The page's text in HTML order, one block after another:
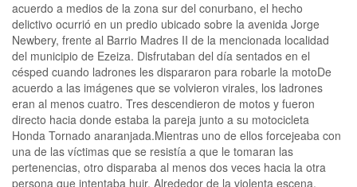
acuerdo a medios de la zona sur del conurbano, el hecho
delictivo ocurrió en un predio ubicado sobre la avenida Jorge
Newbery, frente al Barrio Madres II de la mencionada localidad
del municipio de Ezeiza. Disfrutaban del día sentados en el
césped cuando ladrones les dispararon para robarle la motoDe
acuerdo a las imágenes que se volvieron virales, los ladrones
eran al menos cuatro. Tres descendieron de motos y fueron
directo hacia donde estaba la pareja junto a su motocicleta
Honda Tornado anaranjada.Mientras uno de ellos forcejeaba con
una de las víctimas que se resistía a que le tomaran las
pertenencias, otro disparaba al menos dos veces hacia la otra
persona que intentaba huir. Alrededor de la violenta escena,